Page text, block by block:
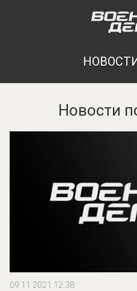
Новости
09.11.2021 12:38